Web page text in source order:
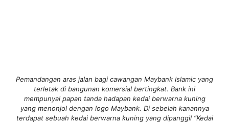
Pemandangan aras jalan bagi cawangan Maybank Islamic yang
terletak di bangunan komersial bertingkat. Bank ini
mempunyai papan tanda hadapan kedai berwarna kuning
yang menonjol dengan logo Maybank. Di sebelah kanannya
terdapat sebuah kedai berwarna kuning yang dipanggil “Kedai